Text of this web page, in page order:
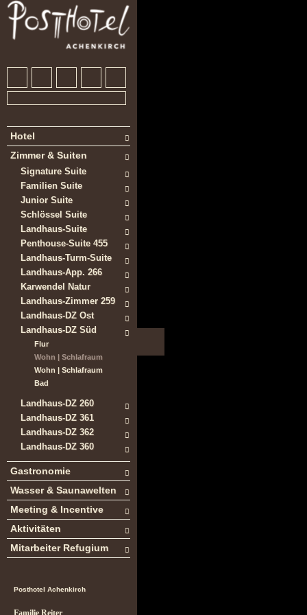
Hotel
Zimmer & Suiten
Signature Suite
Familien Suite
Junior Suite
Schlössel Suite
Landhaus-Suite
Penthouse-Suite 455
Landhaus-Turm-Suite
Landhaus-App. 266
Karwendel Natur
Landhaus-Zimmer 259
Landhaus-DZ Ost
Landhaus-DZ Süd
Flur
Wohn | Schlafraum
Wohn | Schlafraum
Bad
Landhaus-DZ 260
Landhaus-DZ 361
Landhaus-DZ 362
Landhaus-DZ 360
Gastronomie
Wasser & Saunawelten
Meeting & Incentive
Aktivitäten
Mitarbeiter Refugium
Posthotel Achenkirch